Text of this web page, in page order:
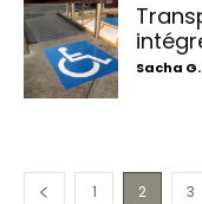
Sacha G.
1 2 3